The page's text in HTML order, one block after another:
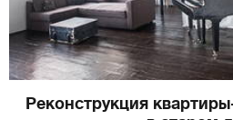
Реконструкция